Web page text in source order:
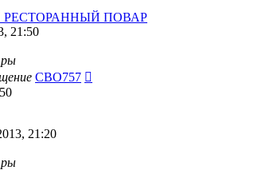
ПОВАР
21:50
CBO757
21:20